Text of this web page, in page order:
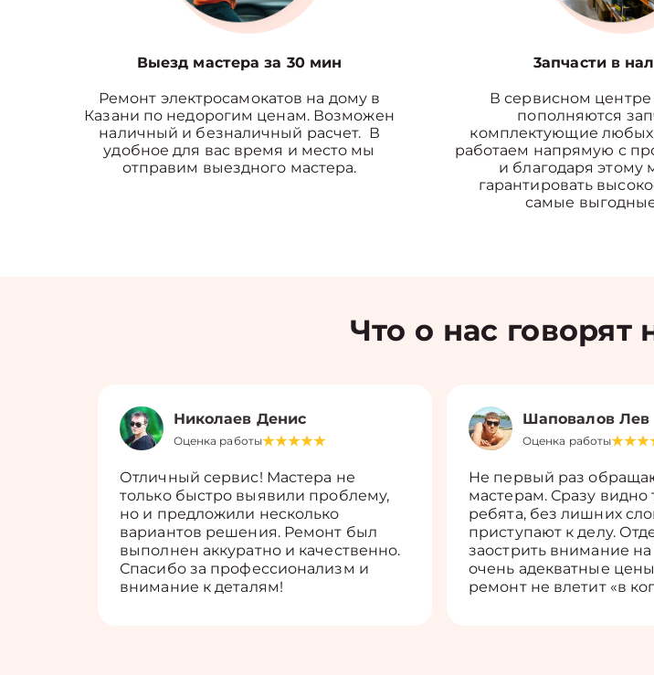
Выезд мастера за 30 мин
Ремонт электросамокатов на дому в
Казани по недорогим ценам. Возможен
наличный и безналичный расчет. В
удобное для вас время и место мы
отправим выездного мастера.
3апчасти в
В сервисном
пополняются
комплектующие
работаем напрямую с
и благодаря
гарантировать
самые
Что о нас
Николаев Денис
Оценка работы
Отличный сервис! Мастера не
только быстро выявили проблему,
но и предложили несколько
вариантов решения. Ремонт был
выполнен аккуратно и качественно.
Спасибо за профессионализм и
внимание к деталям!
Шаповалов Лев
Оценка работы
Не первый раз
мастерам. Сразу видно
ребята, без лишних
приступают к делу.
заострить внимание на
очень адекватные
ремонт не влетит «в